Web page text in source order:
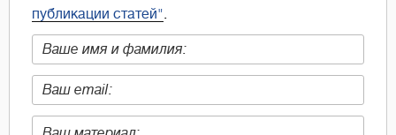
публикации статей"